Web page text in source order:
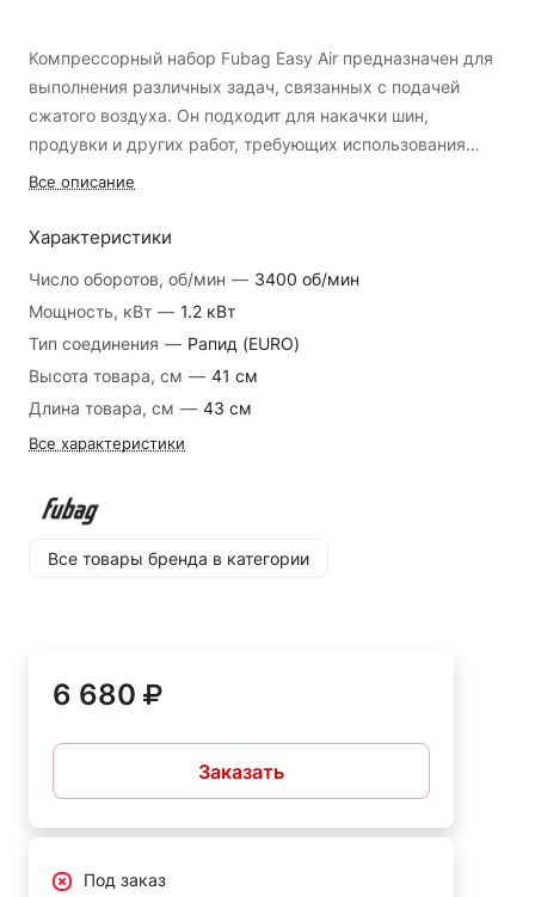
Компрессорный набор Fubag Easy Air предназначен для
выполнения различных задач, связанных с подачей
сжатого воздуха. Он подходит для накачки шин,
продувки и других работ, требующих использования
воздуха под давлением.
Особенности:
- Производительность: 108 литров в минуту
- Максимальное рабочее давление: 8 бар
- Частота вращения электродвигателя: 3400 оборотов в
минуту
- Уровень звукового давления: 97 децибел
- Напряжение питающей сети: 230 В
Компрессорный набор Fubag Easy Air обеспечивает
конструкции, что исключает необходимость в
накачки, что делает его готовым к работе сразу после
Этот набор станет надежным помощником в различных
бытовых и профессиональных задачах, связанных с
использованием сжатого воздуха.
Все описание
Характеристики
Число оборотов, об/мин — 3400 об/мин
Мощность, кВт — 1.2 кВт
Тип соединения — Рапид (EURO)
Высота товара, см — 41 см
Длина товара, см — 43 см
Все характеристики
Все товары бренда в категории
6 680
Заказать
Под заказ